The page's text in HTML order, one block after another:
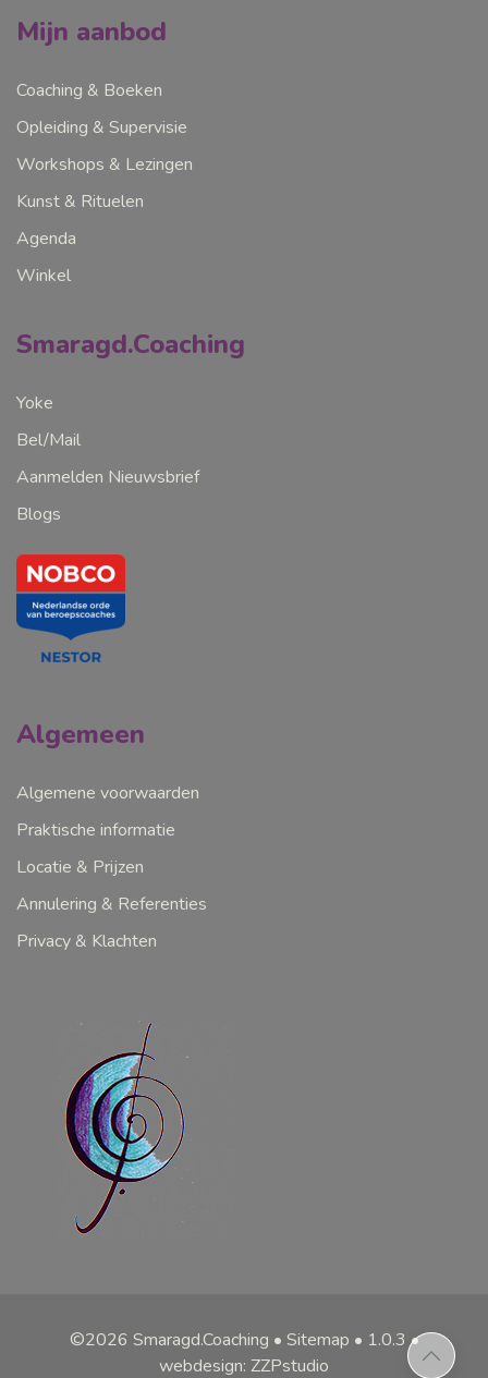
Mijn aanbod
Coaching & Boeken
Opleiding & Supervisie
Workshops & Lezingen
Kunst & Rituelen
Agenda
Winkel
Smaragd.Coaching
Yoke
Bel/Mail
Aanmelden Nieuwsbrief
Blogs
Algemeen
Algemene voorwaarden
Praktische informatie
Locatie & Prijzen
Annulering & Referenties
Privacy & Klachten
©2026 Smaragd.Coaching • Sitemap • 1.0.3 •
webdesign: ZZPstudio